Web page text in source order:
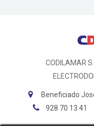
CODILAMAR
Beneficiado
928 70 13 41